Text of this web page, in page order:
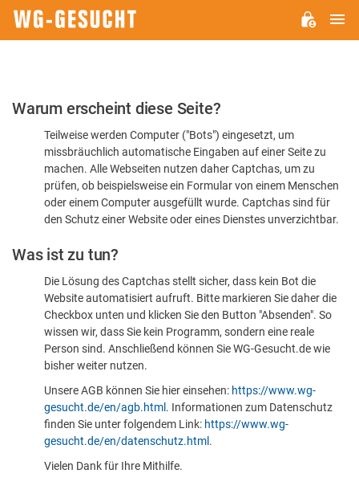
Bitte
dass
sind
Warum erscheint diese Seite?
Teilweise werden Computer ("Bots") eingesetzt, um
missbräuchlich automatische Eingaben auf einer Seite zu
machen. Alle Webseiten nutzen daher Captchas, um zu
prüfen, ob beispielsweise ein Formular von einem Menschen
oder einem Computer ausgefüllt wurde. Captchas sind für
den Schutz einer Website oder eines Dienstes unverzichtbar.
Was ist zu tun?
Die Lösung des Captchas stellt sicher, dass kein Bot die
Website automatisiert aufruft. Bitte markieren Sie daher die
Checkbox unten und klicken Sie den Button "Absenden". So
wissen wir, dass Sie kein Programm, sondern eine reale
Person sind. Anschließend können Sie WG-Gesucht.de wie
bisher weiter nutzen.
Unsere AGB können Sie hier einsehen: https://www.wg-
gesucht.de/en/agb.html . Informationen zum Datenschutz
finden Sie unter folgendem Link: https://www.wg-
gesucht.de/en/datenschutz.html .
Vielen Dank für Ihre Mithilfe.